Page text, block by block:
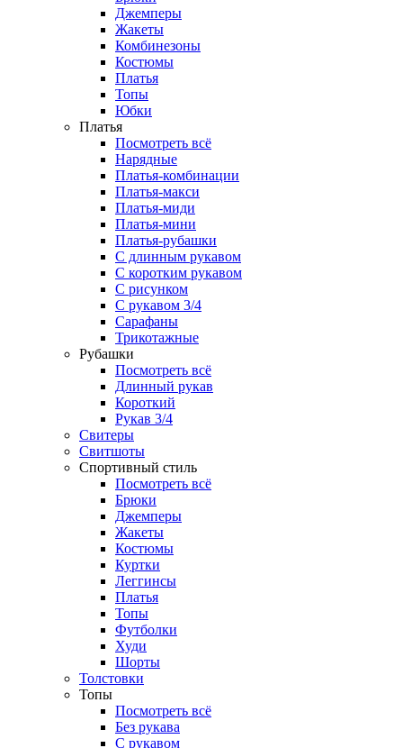
Джемперы
Жакеты
Комбинезоны
Костюмы
Платья
Топы
Юбки
Платья
Посмотреть всё
Нарядные
Платья-комбинации
Платья-макси
Платья-миди
Платья-мини
Платья-рубашки
С длинным рукавом
С коротким рукавом
С рисунком
С рукавом 3/4
Сарафаны
Трикотажные
Рубашки
Посмотреть всё
Длинный рукав
Короткий
Рукав 3/4
Свитеры
Свитшоты
Спортивный стиль
Посмотреть всё
Брюки
Джемперы
Жакеты
Костюмы
Куртки
Леггинсы
Платья
Топы
Футболки
Худи
Шорты
Толстовки
Топы
Посмотреть всё
Без рукава
С рукавом